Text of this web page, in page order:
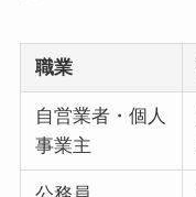
職業
自営業者・個人
事業主